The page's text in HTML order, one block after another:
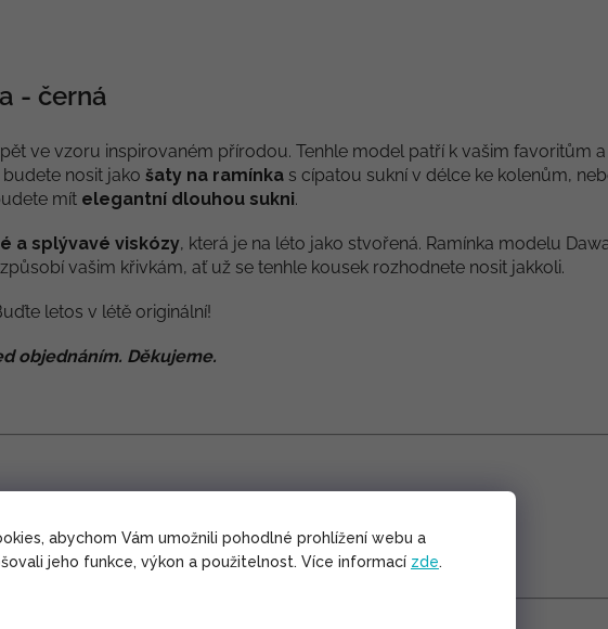
abychom Vám umožnili pohodlné prohlížení webu a
jeho funkce, výkon a použitelnost. Více informací zde.
- černá
ve vzoru inspirovaném přírodou. Tenhle model patří k vašim favoritům
nosit jako šaty na ramínka s cípatou sukní v délce ke kolenům,
mít elegantní dlouhou sukni.
a splývavé viskózy, která je na léto jako stvořená. Ramínka modelu
vašim křivkám, ať už se tenhle kousek rozhodnete nosit jakkoli.
letos v létě originální!
objednáním. Děkujeme.
se tedy velmi příjemně.
dní.